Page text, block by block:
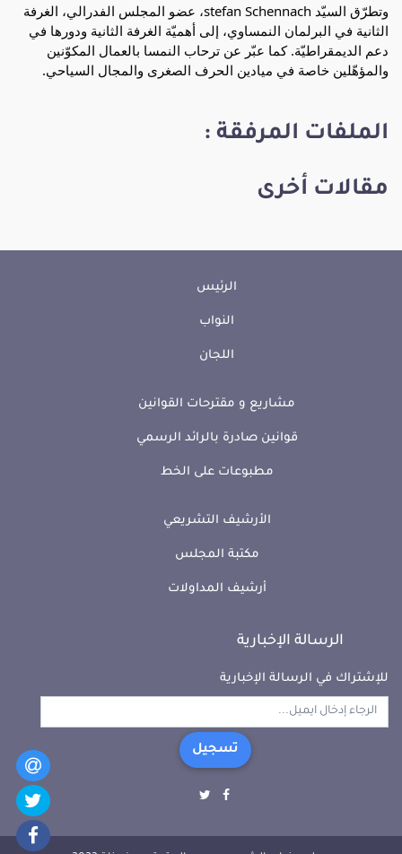
وتطرّق السيّد stefan Schennach، عضو المجلس الفدرالي، الغرفة
الثانية في البرلمان النمساوي، إلى أهميّة الغرفة الثانية ودورها في
دعم الديمقراطيّة. كما عبّر عن ترحاب النمسا بالعمال المكوّنين
والمؤهّلين خاصة في ميادين الحرف الصغرى والمجال السياحي.
الملفات المرفقة :
مقالات أخرى
الرئيس
النواب
اللجان
مشاريع و مقترحات القوانين
قوانين صادرة بالرائد الرسمي
مطبوعات على الخط
الأرشيف التشريعي
مكتبة المجلس
أرشيف المداولات
الرسالة الإخبارية
للإشتراك في الرسالة الإخبارية
تسجيل